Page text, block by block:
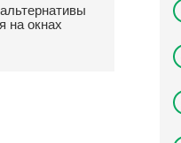
на окнах